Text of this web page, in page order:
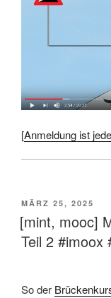
[Anmeldung ist
VERÖFFENTLICHT
AM
MÄRZ 25, 2025
[mint, mooc]
Teil 2 #imoox
So der